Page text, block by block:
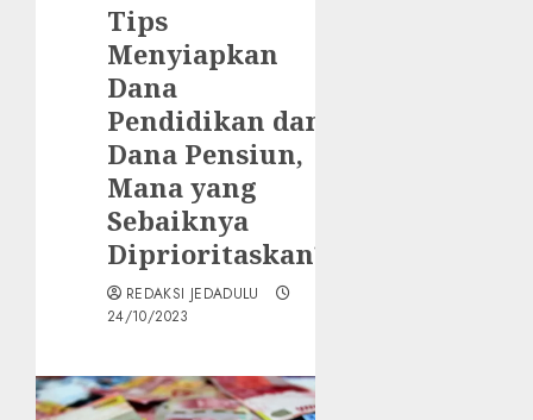
Tips
Menyiapkan
Dana
Pendidikan dan
Dana Pensiun,
Mana yang
Sebaiknya
Diprioritaskan?
REDAKSI JEDADULU
24/10/2023